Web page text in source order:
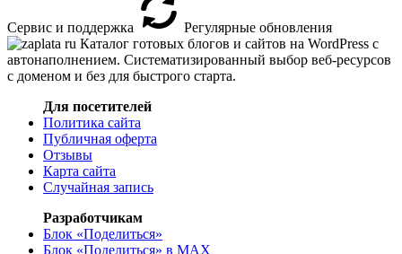
Сервис и поддержка
Регулярные обновления
Каталог готовых блогов и сайтов на WordPress с
автонаполнением. Систематизированный выбор веб-ресурсов
с доменом и без для быстрого старта.
Для посетителей
Политика сайта
Публичная оферта
Отзывы
Карта сайта
Случайная запись
Разработчикам
Блок «Поделиться»
Блок «Поделиться» в MAX